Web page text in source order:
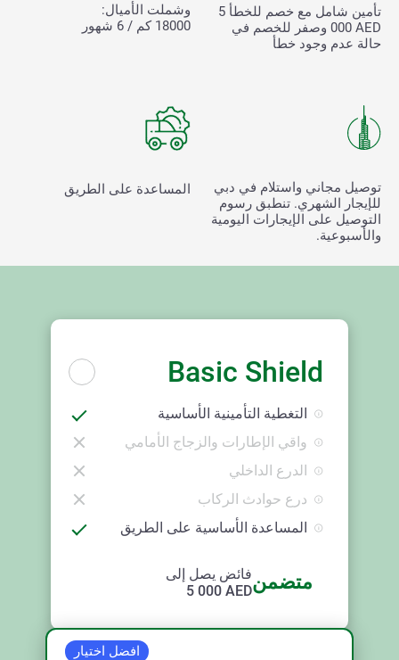
تأمين شامل مع خصم للخطأ 5
000AED وصفر للخصم في
حالة عدم وجود خطأ
وشملت الأميال:
18000 كم / 6 شهور
توصيل مجاني واستلام في دبي
للإيجار الشهري. تنطبق رسوم
التوصيل على الإيجارات اليومية
والأسبوعية.
المساعدة على الطريق
Basic Shield
التغطية التأمينية الأساسية
واقي الإطارات والزجاج الأمامي
الدرع الداخلي
درع حوادث الركاب
المساعدة الأساسية على الطريق
متضمنفائض يصل إلى
5 000 AED
افضل اختيار